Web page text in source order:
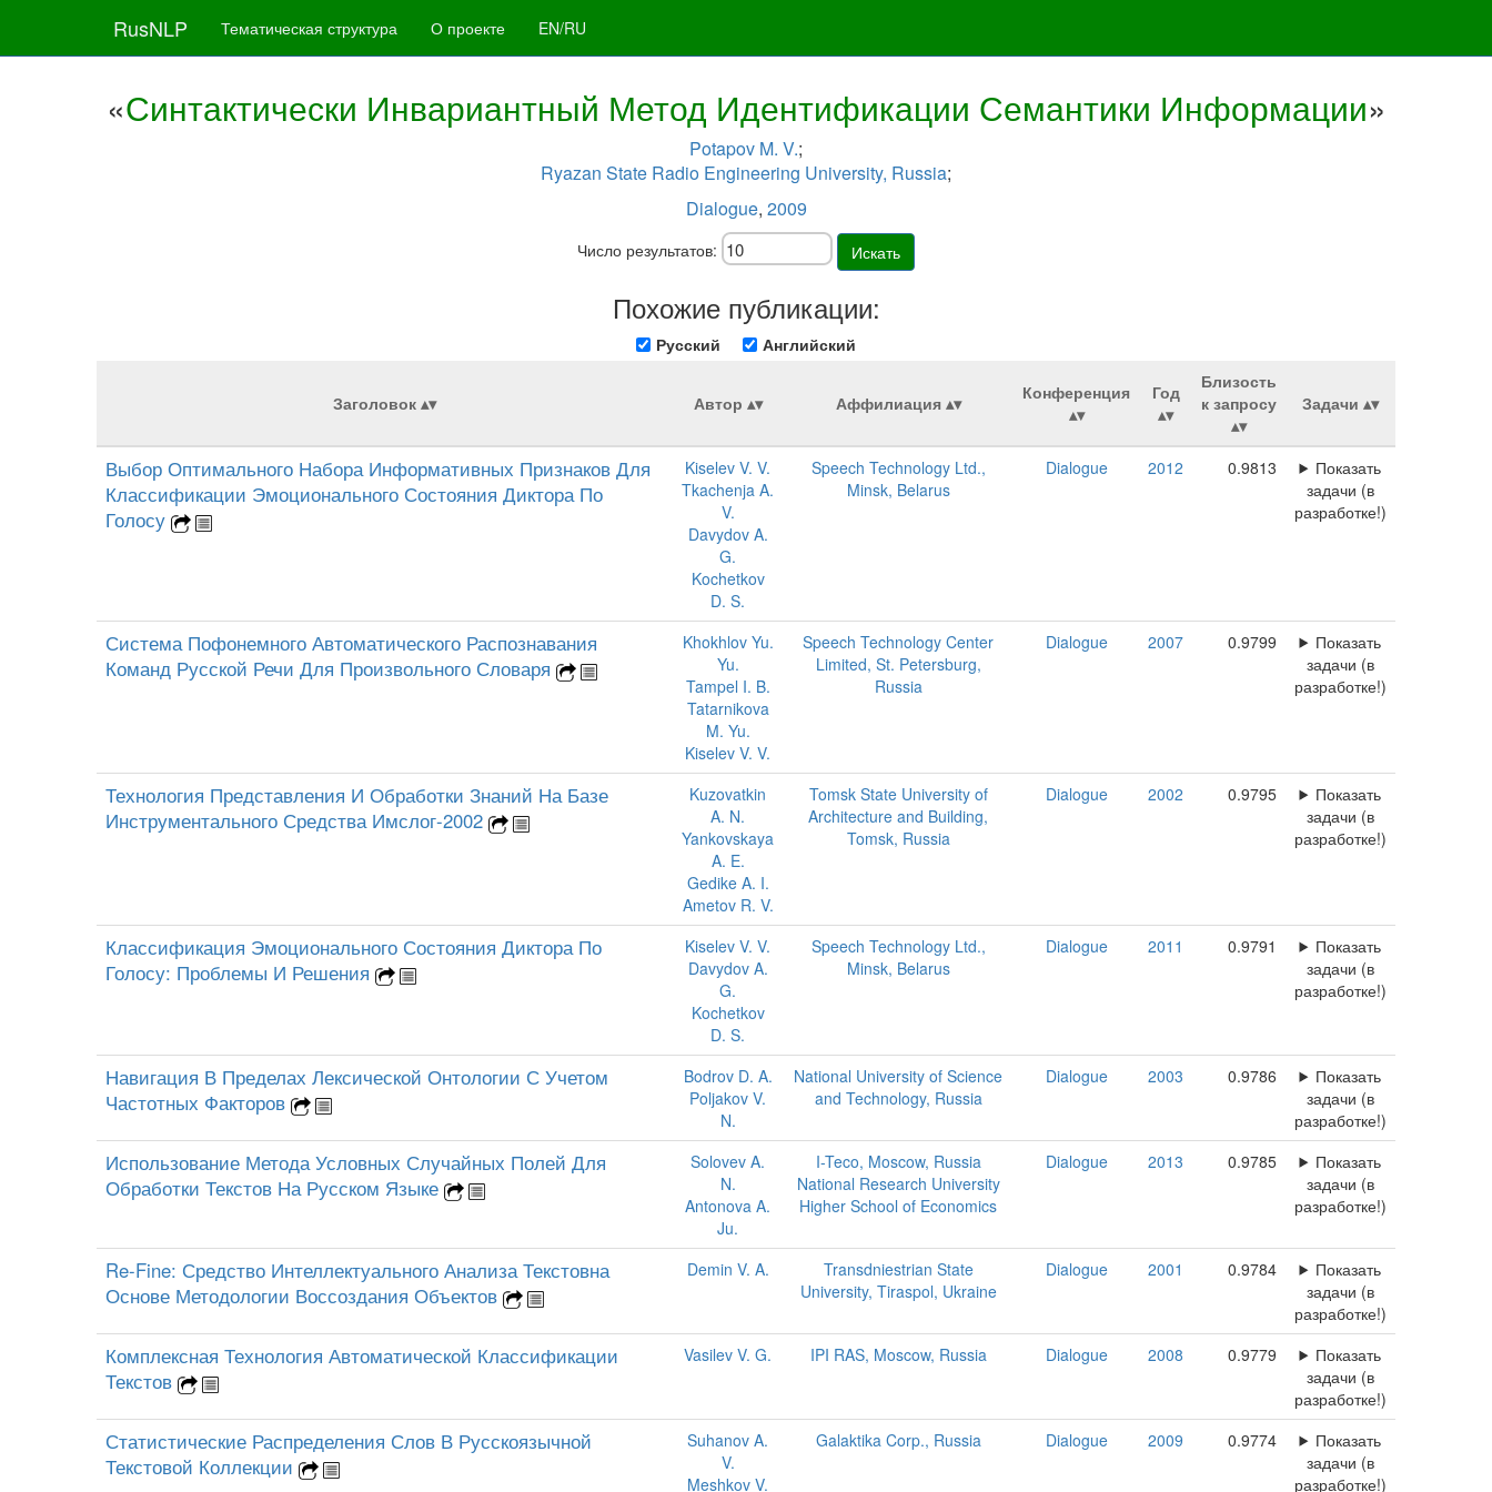
RusNLP Тематическая структура О проекте EN/RU
«Синтактически Инвариантный Метод Идентификации Семантики Информации»
Potapov M. V.;
Ryazan State Radio Engineering University, Russia;
Dialogue, 2009
Число результатов: Искать
Похожие публикации:
Русский Английский
Заголовок Автор Аффилиация Конференция Год
Близость
к запросу
Задачи
Выбор Оптимального Набора Информативных Признаков Для
Классификации Эмоционального Состояния Диктора По
Голосу
Kiselev V. V.
Tkachenja A.
V.
Davydov A.
G.
Kochetkov
D. S.
Speech Technology Ltd.,
Minsk, Belarus
Dialogue 2012 0.9813
Показать
задачи (в
разработке!)
Система Пофонемного Автоматического Распознавания
Команд Русской Речи Для Произвольного Словаря
Khokhlov Yu.
Yu.
Tampel I. B.
Tatarnikova
M. Yu.
Kiselev V. V.
Speech Technology Center
Limited, St. Petersburg,
Russia
Dialogue 2007 0.9799
Показать
задачи (в
разработке!)
Технология Представления И Обработки Знаний На Базе
Инструментального Средства Имслог-2002
Kuzovatkin
A. N.
Yankovskaya
A. E.
Gedike A. I.
Ametov R. V.
Tomsk State University of
Architecture and Building,
Tomsk, Russia
Dialogue 2002 0.9795
Показать
задачи (в
разработке!)
Классификация Эмоционального Состояния Диктора По
Голосу: Проблемы И Решения
Kiselev V. V.
Davydov A.
G.
Kochetkov
D. S.
Speech Technology Ltd.,
Minsk, Belarus
Dialogue 2011 0.9791
Показать
задачи (в
разработке!)
Навигация В Пределах Лексической Онтологии С Учетом
Частотных Факторов
Bodrov D. A.
Poljakov V.
N.
National University of Science
and Technology, Russia
Dialogue 2003 0.9786
Показать
задачи (в
разработке!)
Использование Метода Условных Случайных Полей Для
Обработки Текстов На Русском Языке
Solovev A.
N.
Antonova A.
Ju.
I-Teco, Moscow, Russia
National Research University
Higher School of Economics
Dialogue 2013 0.9785
Показать
задачи (в
разработке!)
Re-Fine: Средство Интеллектуального Анализа Текстовна
Основе Методологии Воссоздания Объектов
Demin V. A.
Transdniestrian State
University, Tiraspol, Ukraine
Dialogue 2001 0.9784
Показать
задачи (в
разработке!)
Комплексная Технология Автоматической Классификации
Текстов
Vasilev V. G. IPI RAS, Moscow, Russia Dialogue 2008 0.9779
Показать
задачи (в
разработке!)
Статистические Распределения Слов В Русскоязычной
Текстовой Коллекции
Suhanov A.
V.
Meshkov V.
Galaktika Corp., Russia Dialogue 2009 0.9774
Показать
задачи (в
разработке!)